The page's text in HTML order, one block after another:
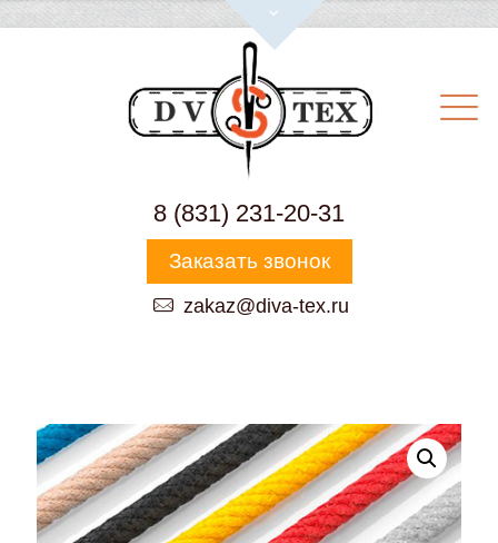
8 (831) 231-20-31
Заказать звонок
zakaz@diva-tex.ru